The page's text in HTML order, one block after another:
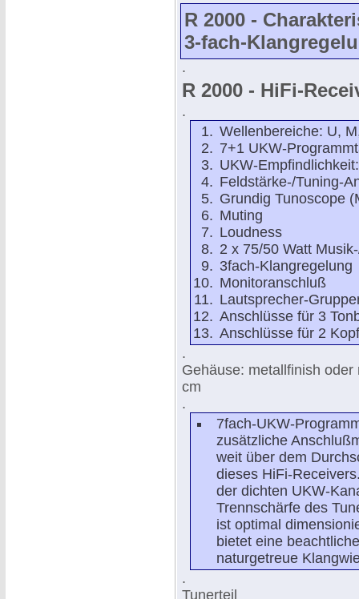
R 2000 -
3-fach-
.
R 2000 - HiFi-
.
Wellenbereiche: U,
7+1 UKW-
UKW-
Feldstärke-/Tuning-
Grundig Tunoscope
Muting
Loudness
2 x 75/50 Watt
3fach-Klangregelung
Monitoranschluß
Lautsprecher-
Anschlüsse für 3
Anschlüsse für 2
.
Gehäuse: metallfinish
cm
.
7fach-UKW-
zusätzliche
weit über dem
dieses HiFi-
der dichten UKW-
Trennschärfe des
ist optimal
bietet eine
naturgetreue
.
Tunerteil